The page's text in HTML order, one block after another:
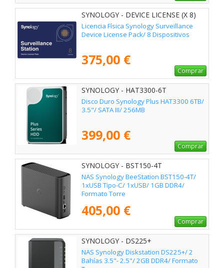
SYNOLOGY - DEVICE LICENSE (X 8)
Licencia Física Synology Surveillance
Device License Pack/ 8 Dispositivos
375,00 €
Comprar
SYNOLOGY - HAT3300-6T
Disco Duro Synology Plus HAT3300 6TB/
3.5"/ SATA III/ 256MB
399,00 €
Comprar
SYNOLOGY - BST150-4T
NAS Synology BeeStation BST150-4T/
1xUSB Tipo-C/ 1xUSB/ 1GB DDR4/
Formato Torre
405,00 €
Comprar
SYNOLOGY - DS225+
NAS Synology Diskstation DS225+/ 2
Bahías 3.5"- 2.5"/ 2GB DDR4/ Formato